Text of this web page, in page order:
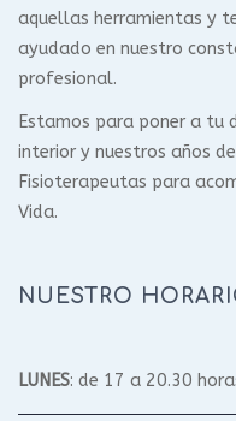
aquellas herramientas y
ayudado en nuestro
profesional.
Estamos para poner a tu
interior y nuestros años
Fisioterapeutas para
Vida.
NUESTRO
LUNES: de 17 a 20.30